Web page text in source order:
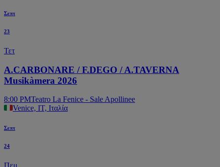
Σεπτ
23
Τετ
A.CARBONARE / F.DEGO / A.TAVERNA
Musikàmera 2026
8:00 PMTeatro La Fenice - Sale Apollinee
Venice, IT, Ιταλία
Σεπτ
24